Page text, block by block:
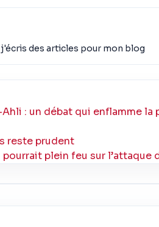
des articles pour mon blog
: un débat qui enflamme la
reste prudent
plein feu sur l’attaque